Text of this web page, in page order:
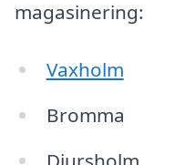
magasinering:
Vaxholm
Bromma